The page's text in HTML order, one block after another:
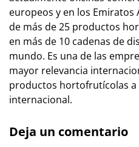
europeos y en los
de más de 25 productos
en más de 10 cadenas de
mundo. Es una de las
mayor relevancia
productos hortofrutícolas
internacional.
Deja un comentario